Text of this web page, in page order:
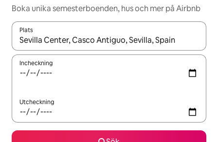
Boka unika semesterboenden, hus och mer på Airbnb
Plats
När resultaten är tillgängliga kan du navigera med upp- och
Incheckning
Utcheckning